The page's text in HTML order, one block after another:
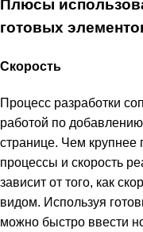
Плюсы
готовых
Скорость
Процесс разработки
работой по
странице. Чем крупнее
процессы и скорость
зависит от того, как
видом. Используя
можно быстро ввести